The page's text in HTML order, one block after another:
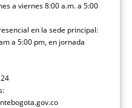
a viernes 8:00 a.m. a 5:00
en la sede principal:
a 5:00 pm, en jornada